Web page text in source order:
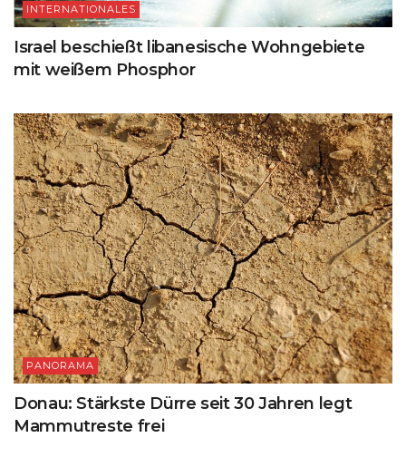
INTERNATIONALES
Israel beschießt libanesische Wohngebiete
mit weißem Phosphor
PANORAMA
Donau: Stärkste Dürre seit 30 Jahren legt
Mammutreste frei